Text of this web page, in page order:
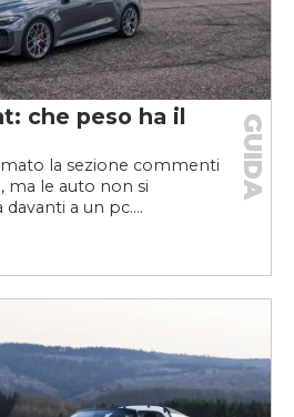
che peso ha il
la sezione commenti
ma le auto non si
a un pc....
GUIDA